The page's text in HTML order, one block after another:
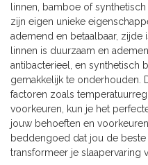
linnen, bamboe of
zijn eigen unieke
ademend en betaalbaar, zijde
linnen is duurzaam en
antibacterieel, en synthetisch
gemakkelijk te onderhouden.
factoren zoals
voorkeuren, kun je het
jouw behoeften en
beddengoed dat jou de
transformeer je slaapervaring